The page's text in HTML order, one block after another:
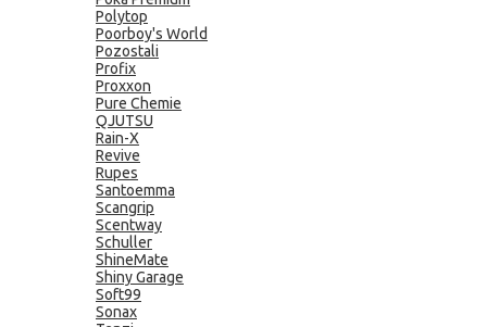
Polytop
Poorboy's World
Pozostali
Profix
Proxxon
Pure Chemie
QJUTSU
Rain-X
Revive
Rupes
Santoemma
Scangrip
Scentway
Schuller
ShineMate
Shiny Garage
Soft99
Sonax